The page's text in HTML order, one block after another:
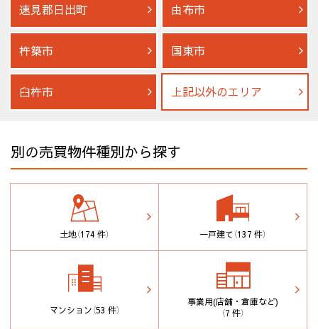
速見郡日出町 由布市
杵築市 国東市
臼杵市 上記以外のエリア
別の売買物件種別から探す
土地（174 件） 一戸建て（137 件）
マンション（53 件）
事業用(店舗・倉庫など)
（7 件）